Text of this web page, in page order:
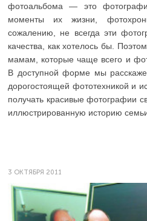
фотоальбома — это
моменты их жизни,
сожалению, не всегда эти
качества, как хотелось бы.
мамам, которые чаще всего и
В доступной форме мы
дорогостоящей фототехникой и
получать красивые фотографии
иллюстрированную историю
3 ОКТЯБРЯ 2011